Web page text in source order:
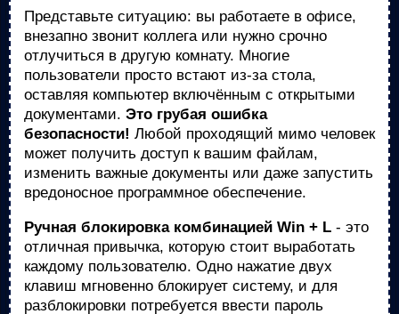
Представьте ситуацию: вы работаете в офисе,
внезапно звонит коллега или нужно срочно
отлучиться в другую комнату. Многие
пользователи просто встают из-за стола,
оставляя компьютер включённым с открытыми
документами. Это грубая ошибка
безопасности! Любой проходящий мимо человек
может получить доступ к вашим файлам,
изменить важные документы или даже запустить
вредоносное программное обеспечение.
Ручная блокировка комбинацией Win + L - это
отличная привычка, которую стоит выработать
каждому пользователю. Одно нажатие двух
клавиш мгновенно блокирует систему, и для
разблокировки потребуется ввести пароль